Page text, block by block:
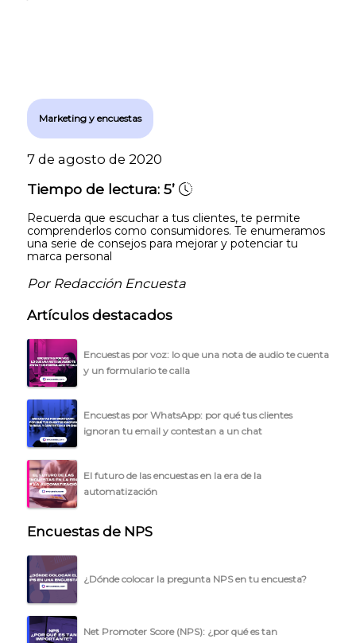
Marketing y encuestas
7 de agosto de 2020
Tiempo de lectura: 5’
Recuerda que escuchar a tus clientes, te permite
comprenderlos como consumidores. Te enumeramos
una serie de consejos para mejorar y potenciar tu
marca personal
Por Redacción Encuesta
Artículos destacados
Encuestas por voz: lo que una nota de audio te cuenta
y un formulario te calla
Encuestas por WhatsApp: por qué tus clientes
ignoran tu email y contestan a un chat
El futuro de las encuestas en la era de la
automatización
Encuestas de NPS
¿Dónde colocar la pregunta NPS en tu encuesta?
Net Promoter Score (NPS): ¿por qué es tan